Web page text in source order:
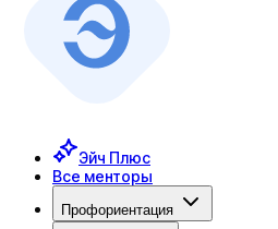
Эйч Плюс
Все менторы
Профориентация